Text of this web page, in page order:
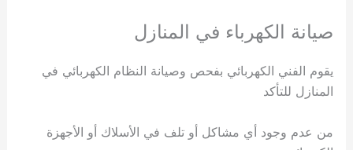
صيانة الكهرباء في المنازل
يقوم الفني الكهربائي بفحص وصيانة النظام الكهربائي في
المنازل للتأكد
من عدم وجود أي مشاكل أو تلف في الأسلاك أو الأجهزة